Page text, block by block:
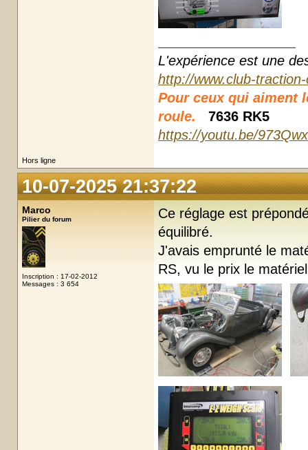
L'expérience est une
http://www.club-
Pour ceux qui aiment
roule.
7636 RK5
https://youtu.be/
Hors ligne
10-07-2025 21:37:22
Marco
Pilier du forum
Inscription : 17-02-2012
Messages : 3 654
Ce réglage est
équilibré.
J'avais emprunté le
RS, vu le prix le